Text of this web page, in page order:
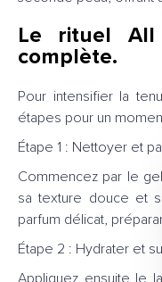
Le rituel All
complète.
Pour intensifier la
étapes pour un
Étape 1 : Nettoyer et
Commencez par le
sa texture douce et
parfum délicat,
Étape 2 : Hydrater et
Appliquez ensuite le